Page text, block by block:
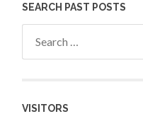
SEARCH PAST POSTS
VISITORS